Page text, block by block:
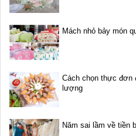
Mách nhỏ bảy món
Cách chọn thực đơn
lượng
Năm sai lầm về tiền